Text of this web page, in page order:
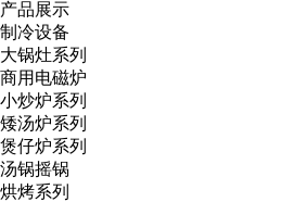
产品展示
制冷设备
大锅灶系列
商用电磁炉
小炒炉系列
矮汤炉系列
煲仔炉系列
汤锅摇锅
烘烤系列